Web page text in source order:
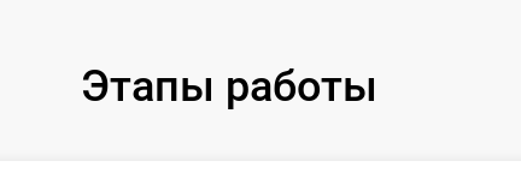
Этапы работы